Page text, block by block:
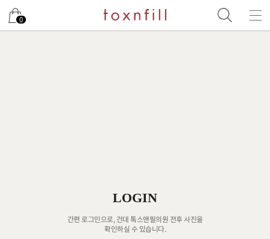
0
LOGIN
간편 로그인으로, 건대 톡스앤필의원 전후 사진을
확인하실 수 있습니다.